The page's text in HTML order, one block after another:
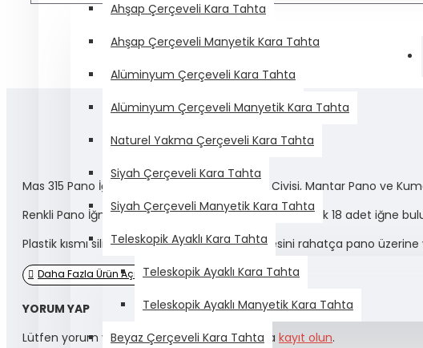
Ahşap Çerçeveli Kara Tahta
Ahşap Çerçeveli Manyetik Kara Tahta
Alüminyum Çerçeveli Kara Tahta
Alüminyum Çerçeveli Manyetik Kara Tahta
Naturel Yakma Çerçeveli Kara Tahta
Siyah Çerçeveli Kara Tahta
Siyah Çerçeveli Manyetik Kara Tahta
Teleskopik Ayaklı Kara Tahta
Teleskopik Ayaklı Kara Tahta
Teleskopik Ayaklı Manyetik Kara Tahta
Beyaz Çerçeveli Kara Tahta
Mas 315 Pano İğnesi ya da diğer adıyla Harita Çivisi, Mantar Pano ve
Renkli Pano İğnelerinden oluşan kutu içeriğinde yaklaşık 18 adet iğne
Plastik kısmı silindirik tutma alanıyla pano iğnesini rahatça pano
YORUM YAP
Lütfen yorum yazmak içinoturum açınya da kayıt olun.